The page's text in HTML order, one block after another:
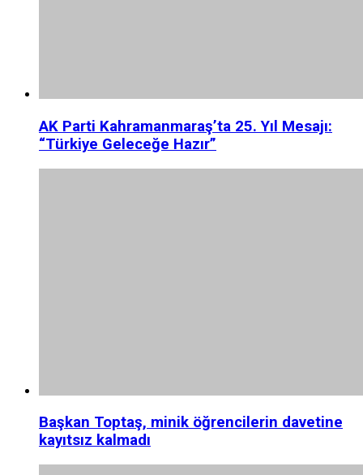
AK Parti Kahramanmaraş’ta 25. Yıl Mesajı:
“Türkiye Geleceğe Hazır”
Başkan Toptaş, minik öğrencilerin davetine
kayıtsız kalmadı